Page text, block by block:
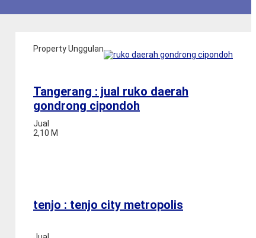
Property Unggulan
Tangerang : jual ruko daerah
gondrong cipondoh
Jual
2,10 M
tenjo : tenjo city metropolis